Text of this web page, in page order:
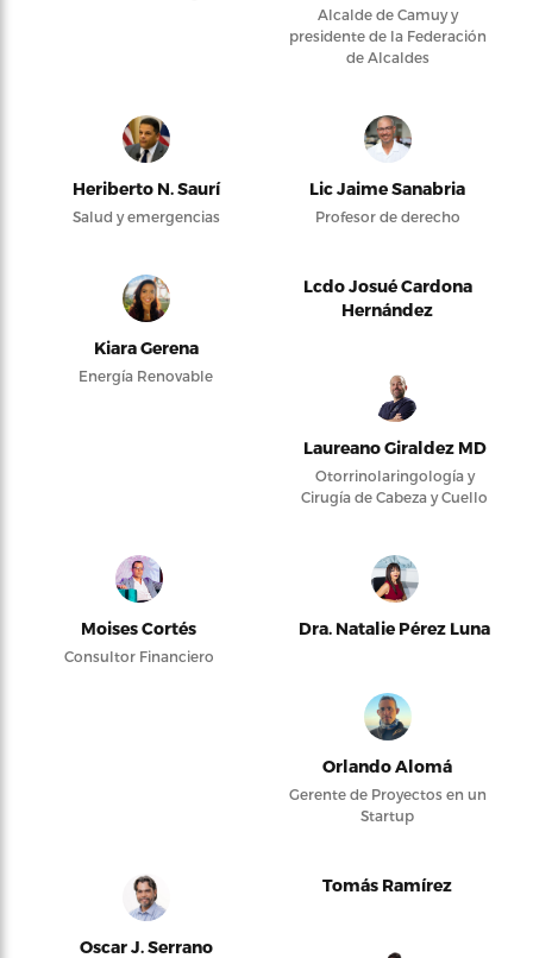
Alcalde de Camuy y
presidente de la Federación
de Alcaldes
Heriberto N. Saurí
Salud y emergencias
Lic Jaime Sanabria
Profesor de derecho
Kiara Gerena
Energía Renovable
Lcdo Josué Cardona
Hernández
Laureano Giraldez MD
Otorrinolaringología y
Cirugía de Cabeza y Cuello
Moises Cortés
Consultor Financiero
Dra. Natalie Pérez Luna
Orlando Alomá
Gerente de Proyectos en un
Startup
Oscar J. Serrano
Tomás Ramírez